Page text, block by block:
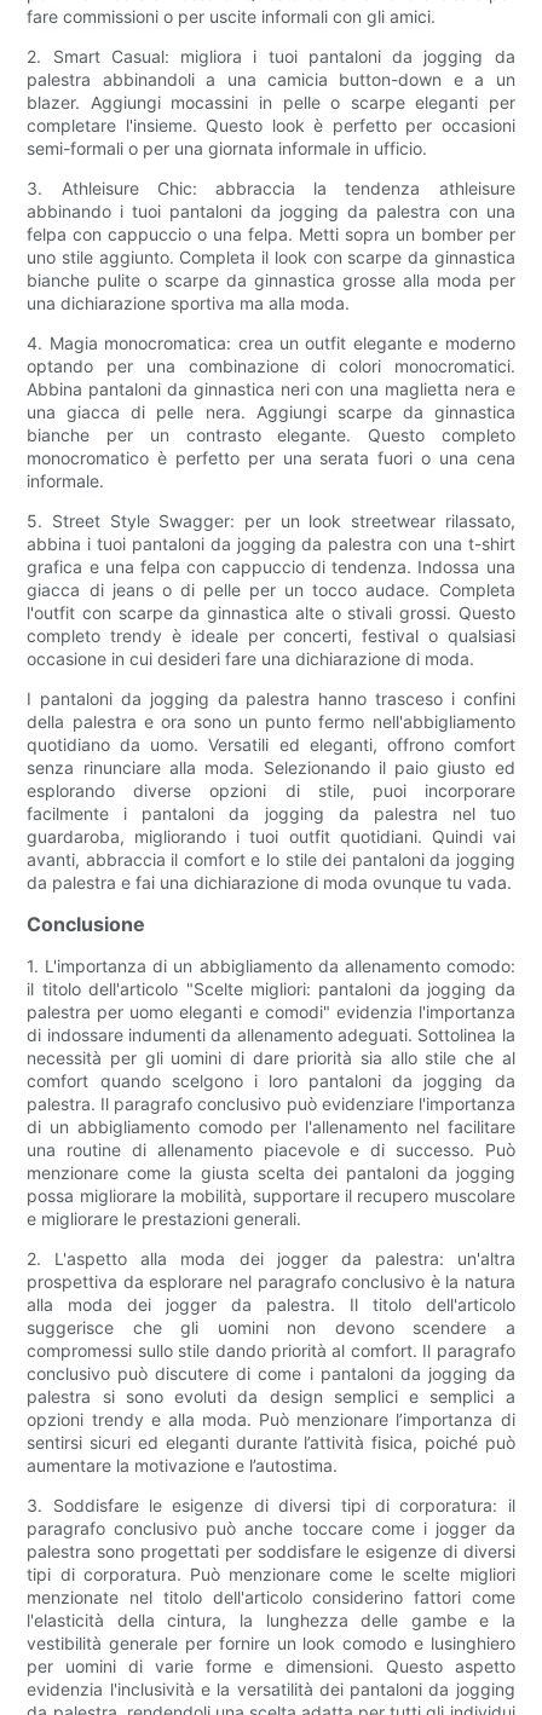
fare commissioni o per uscite informali con gli amici.
2. Smart Casual: migliora i tuoi pantaloni da jogging da
palestra abbinandoli a una camicia button-down e a un
blazer. Aggiungi mocassini in pelle o scarpe eleganti per
completare l'insieme. Questo look è perfetto per occasioni
semi-formali o per una giornata informale in ufficio.
3. Athleisure Chic: abbraccia la tendenza athleisure
abbinando i tuoi pantaloni da jogging da palestra con una
felpa con cappuccio o una felpa. Metti sopra un bomber per
uno stile aggiunto. Completa il look con scarpe da ginnastica
bianche pulite o scarpe da ginnastica grosse alla moda per
una dichiarazione sportiva ma alla moda.
4. Magia monocromatica: crea un outfit elegante e moderno
optando per una combinazione di colori monocromatici.
Abbina pantaloni da ginnastica neri con una maglietta nera e
una giacca di pelle nera. Aggiungi scarpe da ginnastica
bianche per un contrasto elegante. Questo completo
monocromatico è perfetto per una serata fuori o una cena
informale.
5. Street Style Swagger: per un look streetwear rilassato,
abbina i tuoi pantaloni da jogging da palestra con una t-shirt
grafica e una felpa con cappuccio di tendenza. Indossa una
giacca di jeans o di pelle per un tocco audace. Completa
l'outfit con scarpe da ginnastica alte o stivali grossi. Questo
completo trendy è ideale per concerti, festival o qualsiasi
occasione in cui desideri fare una dichiarazione di moda.
I pantaloni da jogging da palestra hanno trasceso i confini
della palestra e ora sono un punto fermo nell'abbigliamento
quotidiano da uomo. Versatili ed eleganti, offrono comfort
senza rinunciare alla moda. Selezionando il paio giusto ed
esplorando diverse opzioni di stile, puoi incorporare
facilmente i pantaloni da jogging da palestra nel tuo
guardaroba, migliorando i tuoi outfit quotidiani. Quindi vai
avanti, abbraccia il comfort e lo stile dei pantaloni da jogging
da palestra e fai una dichiarazione di moda ovunque tu vada.
Conclusione
1. L'importanza di un abbigliamento da allenamento comodo:
il titolo dell'articolo "Scelte migliori: pantaloni da jogging da
palestra per uomo eleganti e comodi" evidenzia l'importanza
di indossare indumenti da allenamento adeguati. Sottolinea la
necessità per gli uomini di dare priorità sia allo stile che al
comfort quando scelgono i loro pantaloni da jogging da
palestra. Il paragrafo conclusivo può evidenziare l'importanza
di un abbigliamento comodo per l'allenamento nel facilitare
una routine di allenamento piacevole e di successo. Può
menzionare come la giusta scelta dei pantaloni da jogging
possa migliorare la mobilità, supportare il recupero muscolare
e migliorare le prestazioni generali.
2. L'aspetto alla moda dei jogger da palestra: un'altra
prospettiva da esplorare nel paragrafo conclusivo è la natura
alla moda dei jogger da palestra. Il titolo dell'articolo
suggerisce che gli uomini non devono scendere a
compromessi sullo stile dando priorità al comfort. Il paragrafo
conclusivo può discutere di come i pantaloni da jogging da
palestra si sono evoluti da design semplici e semplici a
opzioni trendy e alla moda. Può menzionare l’importanza di
sentirsi sicuri ed eleganti durante l’attività fisica, poiché può
aumentare la motivazione e l’autostima.
3. Soddisfare le esigenze di diversi tipi di corporatura: il
paragrafo conclusivo può anche toccare come i jogger da
palestra sono progettati per soddisfare le esigenze di diversi
tipi di corporatura. Può menzionare come le scelte migliori
menzionate nel titolo dell'articolo considerino fattori come
l'elasticità della cintura, la lunghezza delle gambe e la
vestibilità generale per fornire un look comodo e lusinghiero
per uomini di varie forme e dimensioni. Questo aspetto
evidenzia l'inclusività e la versatilità dei pantaloni da jogging